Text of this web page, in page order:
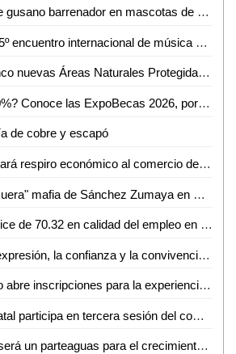
Aumentan casos de gusano barrenador en mascotas de Ciudad Valles
Este lunes inició el 5º encuentro internacional de música de cámara
SEGAM analiza cinco nuevas Áreas Naturales Protegidas para frenar la deforestación en San Luis Potosí
¿Descuentos de 60%? Conoce las ExpoBecas 2026, por primera vez en Ciudad Valles
de cobre y escapó
Regreso a clases dará respiro económico al comercio de Ciudad Valles: Canaco
Reporte Índigo "encuera" mafia de Sánchez Zumaya en Pemex
SLP alcanzó un índice de 70.32 en calidad del empleo en el primer trimestre de 2026
El arte fortalece la expresión, la confianza y la convivencia en la sociedad: Iraís Verástegui
Gobierno del estado abre inscripciones para la experiencia Toyota en ventas
Protección civil estatal participa en tercera sesión del comité técnico estatal de manejo del fuego
Hotel Tru by Hilton será un parteaguas para el crecimiento de Ciudad Valles: Sedeco